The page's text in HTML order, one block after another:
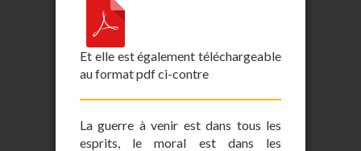
Et elle est également téléchargeable
au format pdf ci-contre
La guerre à venir est dans tous les
esprits, le moral est dans les